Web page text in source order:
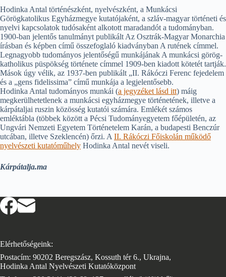
Hodinka Antal történészként, nyelvészként, a Munkácsi
Görögkatolikus Egyházmegye kutatójaként, a szláv-magyar történeti és
nyelvi kapcsolatok tudósaként alkotott maradandót a tudományban.
1900-ban jelentős tanulmányt publikált Az Osztrák-Magyar Monarchia
írásban és képben című összefoglaló kiadványban A rutének címmel.
Legnagyobb tudományos jelentőségű munkájának A munkácsi görög-
katholikus püspökség története címmel 1909-ben kiadott kötetét tartják.
Mások úgy vélik, az 1937-ben publikált „II. Rákóczi Ferenc fejedelem
és a „gens fidelissima” című munkája a legjelentősebb.
Hodinka Antal tudományos munkái (a jegyzéket lásd itt) máig
megkerülhetetlenek a munkácsi egyházmegye történetének, illetve a
kárpátaljai ruszin közösség kutatói számára. Emlékét számos
emléktábla (többek között a Pécsi Tudományegyetem főépületén, az
Ungvári Nemzeti Egyetem Történetelem Karán, a budapesti Benczúr
utcában, illetve Szeklencén) őrzi. A II. Rákóczi Főiskolán működő
nyelvészeti kutatóműhely Hodinka Antal nevét viseli.
Kárpátalja.ma
Elérhetőségeink:
Postacím: 90202 Beregszász, Kossuth tér 6., Ukrajna,
Hodinka Antal Nyelvészeti Kutatóközpont